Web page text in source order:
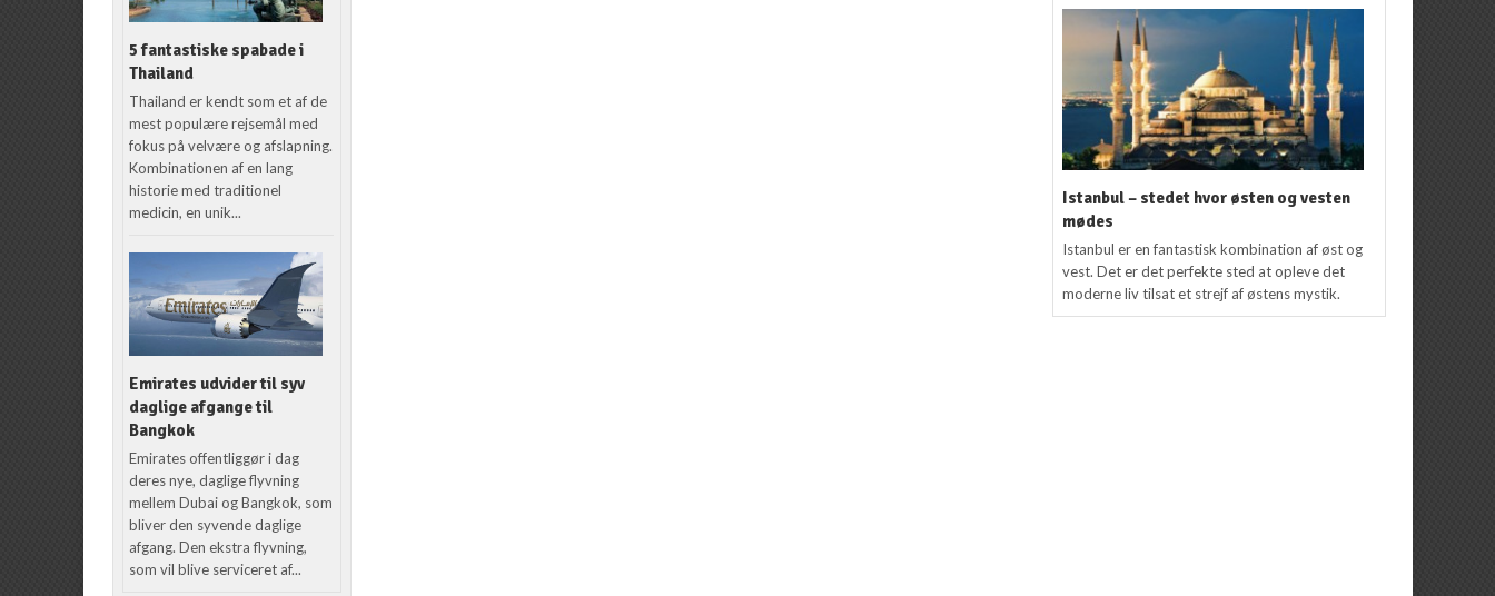
5 fantastiske spabade i
Thailand
Thailand er kendt som et af de
mest populære rejsemål med
fokus på velvære og afslapning.
Kombinationen af en lang
historie med traditionel
medicin, en unik...
Emirates udvider til syv
daglige afgange til
Bangkok
Emirates offentliggør i dag
deres nye, daglige flyvning
mellem Dubai og Bangkok, som
bliver den syvende daglige
afgang. Den ekstra flyvning,
som vil blive serviceret af...
Istanbul – stedet hvor østen og vesten
mødes
Istanbul er en fantastisk kombination af øst og
vest. Det er det perfekte sted at opleve det
moderne liv tilsat et strejf af østens mystik.